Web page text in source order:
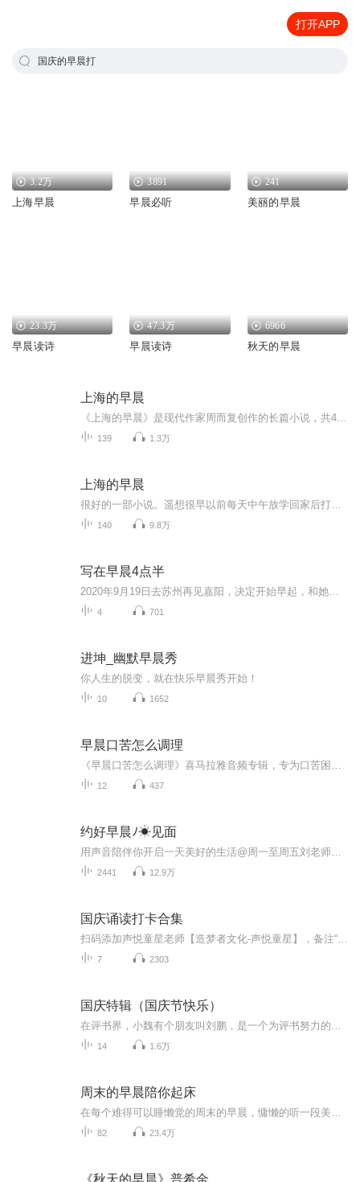
打开APP
国庆的早晨打
3.2万
上海早晨
3891
早晨必听
241
美丽的早晨
23.3万
早晨读诗
47.3万
早晨读诗
6966
秋天的早晨
上海的早晨
139 1.3万
上海的早晨
140 9.8万
写在早晨4点半
4 701
进坤_幽默早晨秀
你人生的脱变，就在快乐早晨秀开始！
10 1652
早晨口苦怎么调理
12 437
约好早晨ﾉ☀见面
2441 12.9万
国庆诵读打卡合集
7 2303
国庆特辑（国庆节快乐）
14 1.6万
周末的早晨陪你起床
82 23.4万
《秋天的早晨》普希金